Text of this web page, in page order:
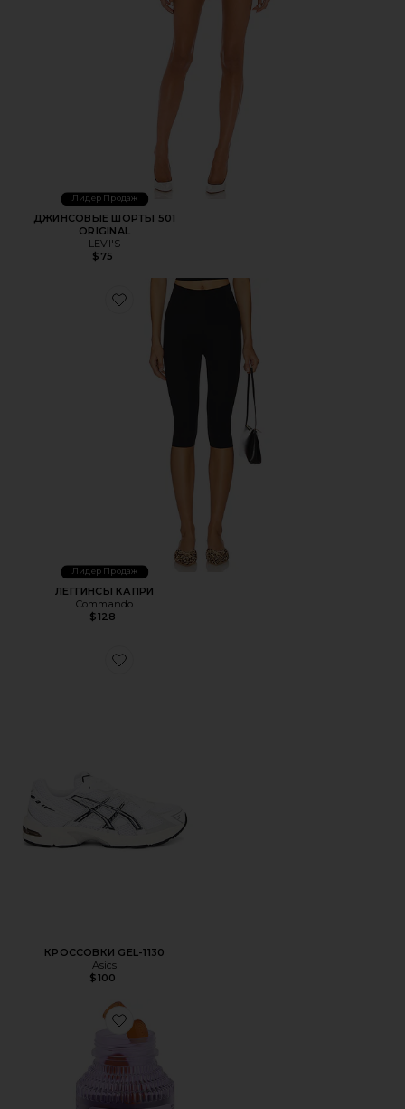
Лидер Продаж
ДЖИНСОВЫЕ ШОРТЫ 501
ORIGINAL
LEVI'S
$75
Favorite ЛЕГГИНСЫ КАПРИ
Лидер Продаж
ЛЕГГИНСЫ КАПРИ
Commando
$128
Favorite КРОССОВКИ GEL-1130
КРОССОВКИ GEL-1130
Asics
$100
Favorite ВИТАМИННЫЕ МАРМЕЛАДКИ PURR